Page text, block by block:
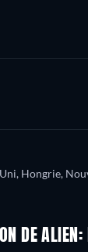
Hongrie,
DE ALIEN: